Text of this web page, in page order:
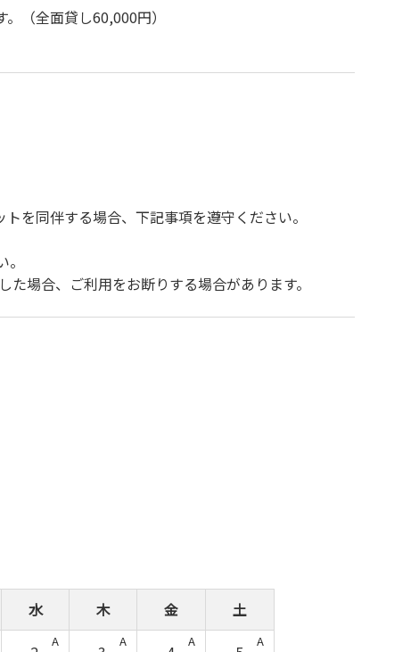
（全面貸し60,000円）
を同伴する場合、下記事項を遵守ください。
場合、ご利用をお断りする場合があります。
水 木 金
土
A A A A